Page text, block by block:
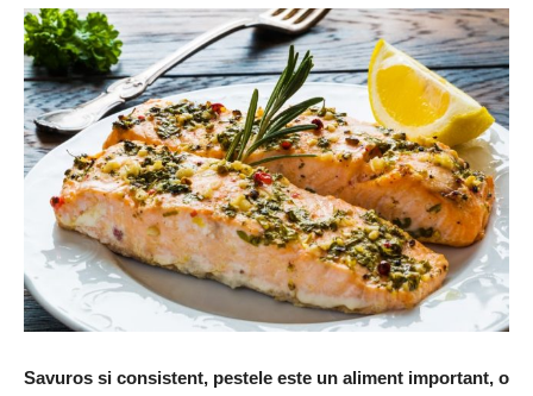
Savuros si consistent, pestele este un aliment important, o